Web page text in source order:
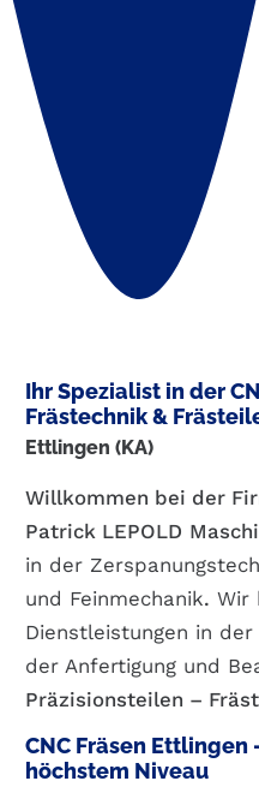
Ihr Spezialist in der
Frästechnik &
Ettlingen (KA)
Willkommen bei der
Patrick LEPOLD
in der
und Feinmechanik. Wir
Dienstleistungen in
der Anfertigung und
Präzisionsteilen –
CNC Fräsen Ettlingen
höchstem Niveau